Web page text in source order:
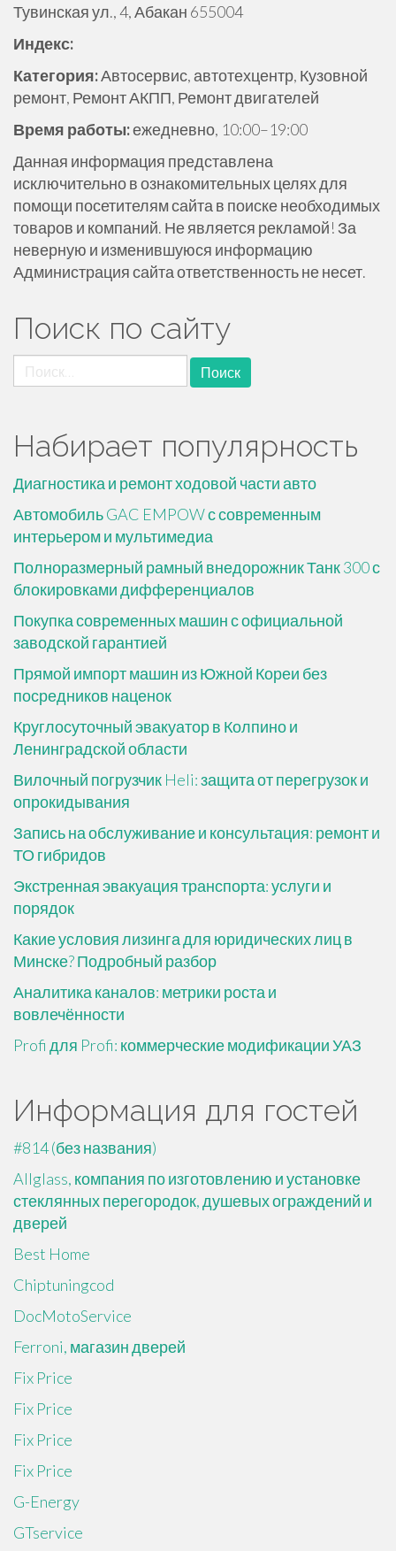
Тувинская ул., 4, Абакан 655004
Индекс:
Категория:Автосервис, автотехцентр, Кузовной
ремонт, Ремонт АКПП, Ремонт двигателей
Время работы:ежедневно, 10:00–19:00
Данная информация представлена
исключительно в ознакомительных целях для
помощи посетителям сайта в поиске необходимых
товаров и компаний. Не является рекламой! За
неверную и изменившуюся информацию
Администрация сайта ответственность не несет.
Поиск по сайту
Найти:
Набирает популярность
Диагностика и ремонт ходовой части авто
Автомобиль GAC EMPOW с современным
интерьером и мультимедиа
Полноразмерный рамный внедорожник Танк 300 с
блокировками дифференциалов
Покупка современных машин с официальной
заводской гарантией
Прямой импорт машин из Южной Кореи без
посредников наценок
Круглосуточный эвакуатор в Колпино и
Ленинградской области
Вилочный погрузчик Heli: защита от перегрузок и
опрокидывания
Запись на обслуживание и консультация: ремонт и
ТО гибридов
Экстренная эвакуация транспорта: услуги и
порядок
Какие условия лизинга для юридических лиц в
Минске? Подробный разбор
Аналитика каналов: метрики роста и
вовлечённости
Profi для Profi: коммерческие модификации УАЗ
Информация для гостей
#814 (без названия)
Allglass, компания по изготовлению и установке
стеклянных перегородок, душевых ограждений и
дверей
Best Home
Chiptuningcod
DocMotoService
Ferroni, магазин дверей
Fix Price
Fix Price
Fix Price
Fix Price
G-Energy
GTservice